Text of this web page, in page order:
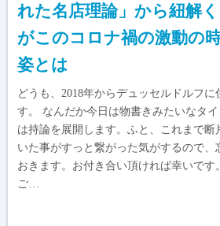
れた名店理論」から紐解
がこのコロナ禍の激動の
姿とは
どうも、2018年からデュッセルドルフ
す。 なんだか今日は物書きみたいなタ
は持論を展開します。ふと、これまで断
いた事がすっと繋がった気がするので、
おきます。お付き合い頂ければ幸いです
ご…